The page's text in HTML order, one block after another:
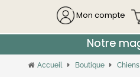
Mon compte
Accueil Boutique Chiens